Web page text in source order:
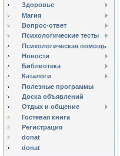
Здоровье
Магия
Вопрос-ответ
Психологические тесты
Психологическая помощь
Новости
Библиотека
Каталоги
Полезные программы
Доска объявлений
Отдых и общение
Гостевая книга
Регистрация
donat
donat